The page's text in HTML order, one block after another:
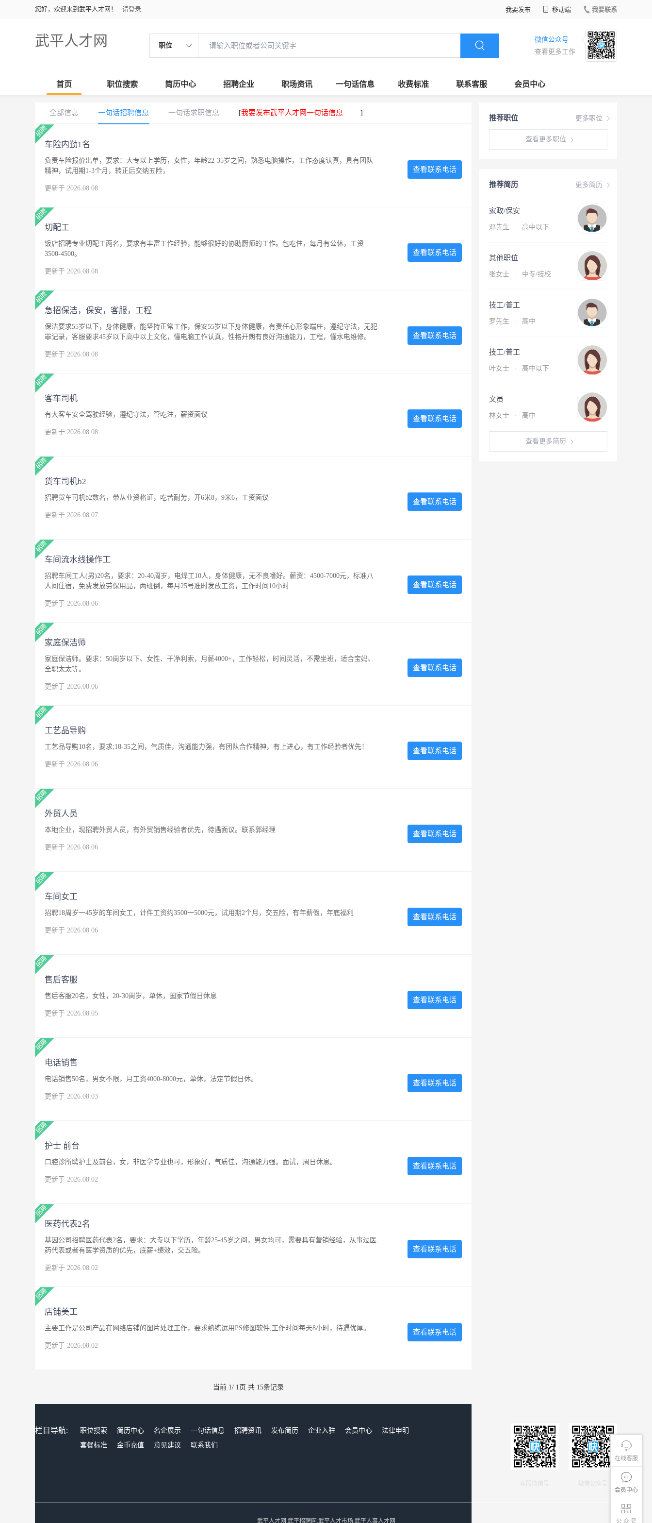
您好，欢迎来到武平人才网！ 请登录 我要发布 移动端 我要联系
武平人才网 职位
微信公众号
查看更多工作
首页 职位搜索 简历中心 招聘企业 职场资讯 一句话信息 收费标准 联系客服 会员中心
在线客服
会员中心
公 众 号
更多职位
推荐职位
查看更多职位
更多简历
推荐简历
家政/保安
邓先生 · 高中以下
其他职位
张女士 · 中专/技校
技工/普工
罗先生 · 高中
技工/普工
叶女士 · 高中以下
文员
林女士 · 高中
查看更多简历
全部信息 一句话招聘信息 一句话求职信息 [我要发布武平人才网一句话信息 ]
车险内勤1名
负责车险报价出单，要求：大专以上学历，女性，年龄22-35岁之间，熟悉电脑操作，工作态度认真，具有团队
精神，试用期1-3个月，转正后交纳五险，
更新于 2026.08.08
查看联系电话
切配工
饭店招聘专业切配工两名，要求有丰富工作经验，能够很好的协助厨师的工作。包吃住，每月有公休，工资
3500-4500。
更新于 2026.08.08
查看联系电话
急招保洁，保安，客服，工程
保洁要求55岁以下，身体健康，能坚持正常工作，保安55岁以下身体健康，有责任心形象端庄，遵纪守法，无犯
罪记录，客服要求45岁以下高中以上文化，懂电脑工作认真，性格开朗有良好沟通能力，工程，懂水电维修。
更新于 2026.08.08
查看联系电话
客车司机
有大客车安全驾驶经验，遵纪守法，管吃注，薪资面议
更新于 2026.08.08
查看联系电话
货车司机b2
招聘货车司机b2数名，带从业资格证，吃苦耐劳，开6米8，9米6，工资面议
更新于 2026.08.07
查看联系电话
车间流水线操作工
招聘车间工人(男)20名，要求：20-40周岁，电焊工10人，身体健康，无不良嗜好。薪资：4500-7000元，标准八
人间住宿，免费发放劳保用品，两班倒，每月25号准时发放工资，工作时间10小时
更新于 2026.08.06
查看联系电话
家庭保洁师
家庭保洁师。要求：50周岁以下、女性、干净利索，月薪4000+，工作轻松，时间灵活，不需坐班，适合宝妈、
全职太太等。
更新于 2026.08.06
查看联系电话
工艺品导购
工艺品导购10名，要求;18-35之间，气质佳，沟通能力强，有团队合作精神，有上进心，有工作经验者优先！
更新于 2026.08.06
查看联系电话
外贸人员
本地企业，现招聘外贸人员，有外贸销售经验者优先，待遇面议。联系郭经理
更新于 2026.08.06
查看联系电话
车间女工
招聘18周岁一45岁的车间女工，计件工资约3500一5000元，试用期2个月，交五险，有年薪假，年底福利
更新于 2026.08.06
查看联系电话
售后客服
售后客服20名，女性，20-30周岁，单休，国家节假日休息
更新于 2026.08.05
查看联系电话
电话销售
电话销售50名，男女不限，月工资4000-8000元，单休，法定节假日休。
更新于 2026.08.03
查看联系电话
护士 前台
口腔诊所聘护士及前台，女，非医学专业也可，形象好，气质佳，沟通能力强。面试，周日休息。
更新于 2026.08.02
查看联系电话
医药代表2名
基因公司招聘医药代表2名，要求：大专以下学历，年龄25-45岁之间，男女均可，需要具有营销经验，从事过医
药代表或者有医学资质的优先，底薪+绩效，交五险。
更新于 2026.08.02
查看联系电话
店铺美工
主要工作是公司产品在网络店铺的图片处理工作，要求熟练运用PS修图软件,工作时间每天8小时，待遇优厚。
更新于 2026.08.02
查看联系电话
当前 1/ 1页 共 15条记录
栏目导航: 职位搜索 简历中心 名企展示 一句话信息 招聘资讯 发布简历 企业入驻 会员中心
法律申明
套餐标准
金币充值 意见建议 联系我们
客服微信号
武平人才网,武平招聘网,武平人才市场,武平人事人才网